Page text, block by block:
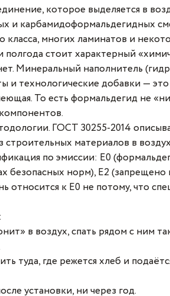
которое выделяется в
и карбамидоформальдегидных
многих ламинатов и
стоит характерный
Минеральный наполнитель
и технологические добавки — это
То есть формальдегид не
ГОСТ 30255-2014
материалов в
по эмиссии: Е0
безопасных норм), Е2
относится к Е0 не потому, что
в воздух, спать рядом с ним
туда, где режется хлеб и
установки, ни через год.